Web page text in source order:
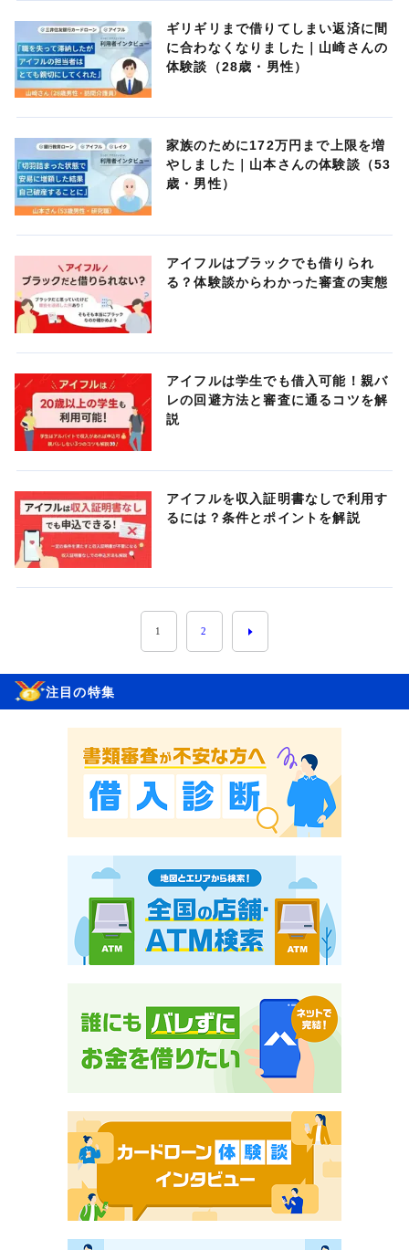
ギリギリまで借りてしまい返済に間
に合わなくなりました｜山崎さんの
体験談（28歳・男性）
家族のために172万円まで上限を増
やしました｜山本さんの体験談（53
歳・男性）
アイフルはブラックでも借りられ
る？体験談からわかった審査の実態
アイフルは学生でも借入可能！親バ
レの回避方法と審査に通るコツを解
説
アイフルを収入証明書なしで利用す
るには？条件とポイントを解説
1 2
注目の特集